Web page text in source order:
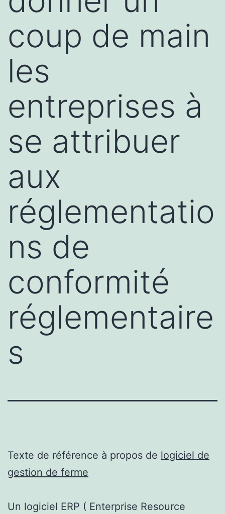
coup de main
les
entreprises à
se attribuer
aux
réglementatio
ns de
conformité
réglementaire
s
Texte de référence à propos de logiciel de
gestion de ferme
Un logiciel ERP ( Enterprise Resource